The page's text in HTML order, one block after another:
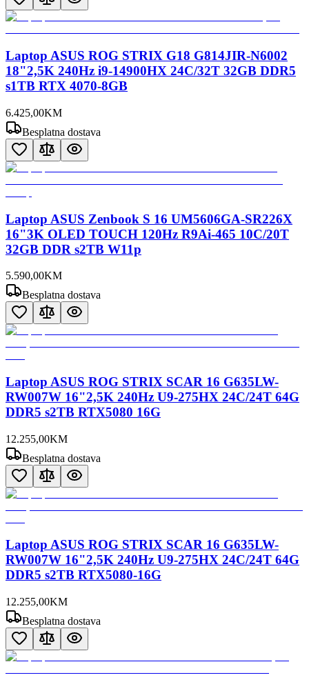
Laptop ASUS ROG STRIX G18 G814JIR-N6002
18"2,5K 240Hz i9-14900HX 24C/32T 32GB DDR5
s1TB RTX 4070-8GB
6.425,00KM
Besplatna dostava
Laptop ASUS Zenbook S 16 UM5606GA-SR226X
16"3K OLED TOUCH 120Hz R9Ai-465 10C/20T
32GB DDR s2TB W11p
5.590,00KM
Besplatna dostava
Laptop ASUS ROG STRIX SCAR 16 G635LW-
RW007W 16"2,5K 240Hz U9-275HX 24C/24T 64G
DDR5 s2TB RTX5080 16G
12.255,00KM
Besplatna dostava
Laptop ASUS ROG STRIX SCAR 16 G635LW-
RW007W 16"2,5K 240Hz U9-275HX 24C/24T 64G
DDR5 s2TB RTX5080-16G
12.255,00KM
Besplatna dostava